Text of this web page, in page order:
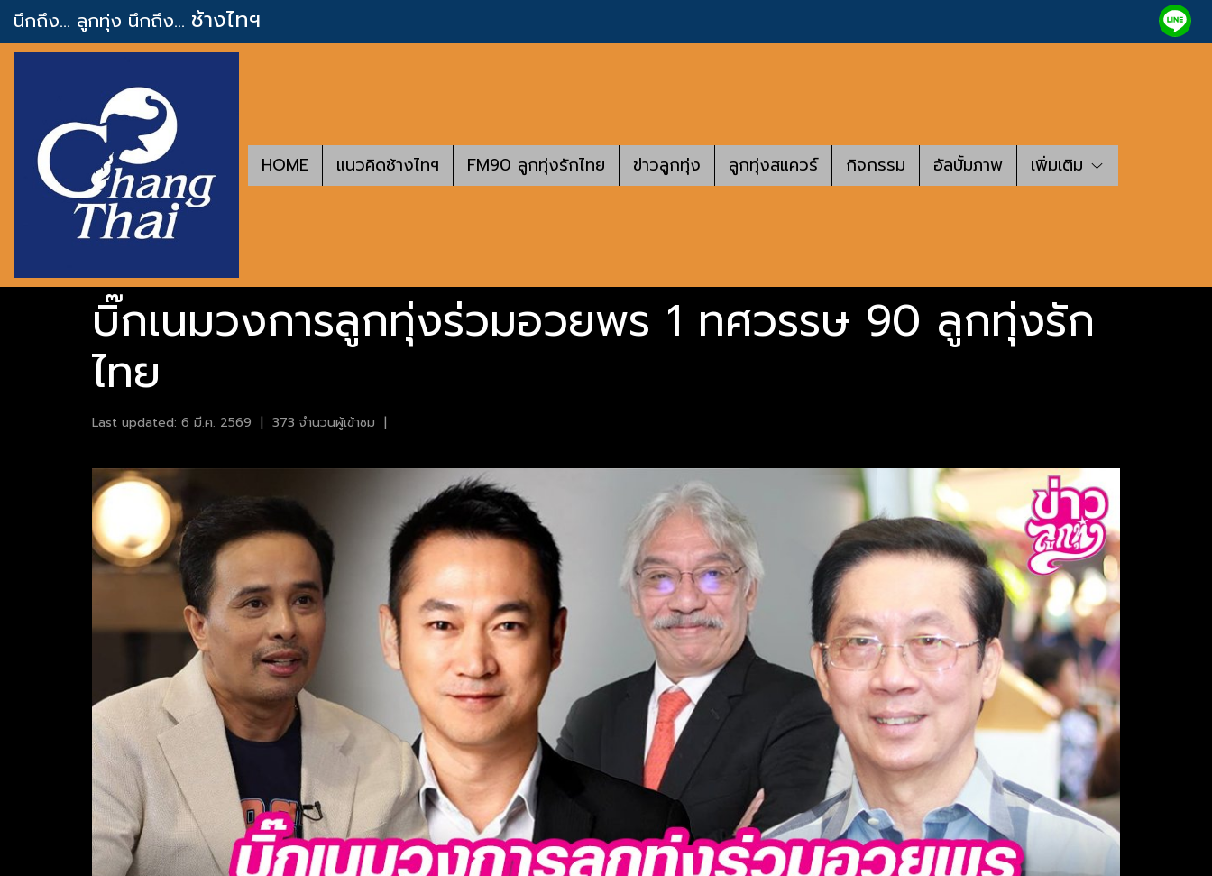
นึกถึง... ลูกทุ่ง นึกถึง... ช้างไทฯ
HOME แนวคิดช้างไทฯ FM90 ลูกทุ่งรักไทย ข่าวลูกทุ่ง ลูกทุ่งสแควร์ กิจกรรม อัลบั้มภาพ เพิ่มเติม
บิ๊กเนมวงการลูกทุ่งร่วมอวยพร 1 ทศวรรษ 90 ลูกทุ่งรัก
ไทย
Last updated: 6 มี.ค. 2569 | 373 จำนวนผู้เข้าชม |